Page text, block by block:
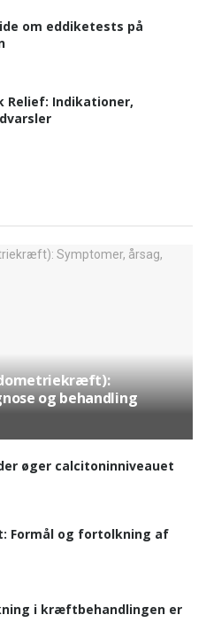
om eddiketests på
Relief: Indikationer,
og behandling
øger calcitoninniveauet
Formål og fortolkning af
i kræftbehandlingen er